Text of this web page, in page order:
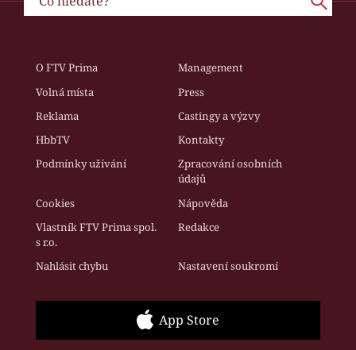
O FTV Prima
Management
Volná místa
Press
Reklama
Castingy a výzvy
HbbTV
Kontakty
Podmínky užívání
Zpracování osobních
údajů
Cookies
Nápověda
Vlastník FTV Prima spol.
s r.o.
Redakce
Nahlásit chybu Nastavení soukromí
App Store